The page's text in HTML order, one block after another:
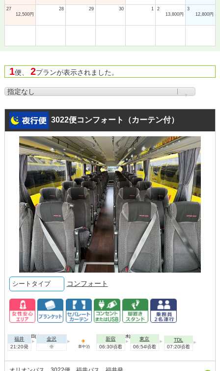
27
12,500円
28 29 30 1
2
13,800円
3
12,800円
1便、 2プランが表示されました。
3022便コンフォート（カーテン付）
シートタイプ コンフォート
2026年09月01日(火)
福井
21:20発
金沢
※
車中泊
2026年09月02日(水)
新宿
06:30頃着
東京
06:54頃着
TDL
07:20頃着